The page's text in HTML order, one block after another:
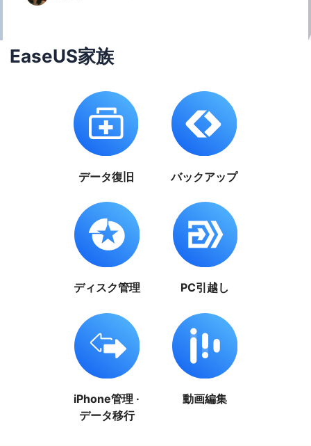
EaseUS家族
データ復旧 バックアップ
ディスク管理 PC引越し
iPhone管理 ·
データ移行
動画編集